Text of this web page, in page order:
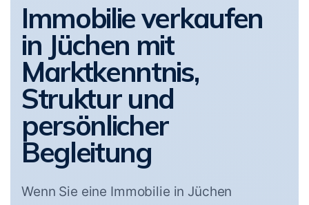
Immobilie verkaufen
in Jüchen mit
Marktkenntnis,
Struktur und
persönlicher
Begleitung
Wenn Sie eine Immobilie in Jüchen